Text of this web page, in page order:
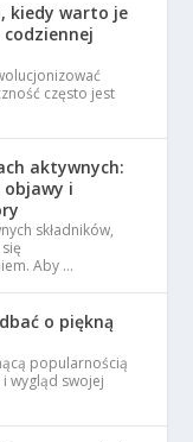
kiedy warto je
codziennej
często jest
aktywnych:
objawy i
składników,
Aby …
o piękną
popularnością
wygląd swojej